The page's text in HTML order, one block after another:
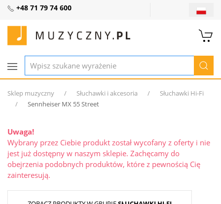
+48 71 79 74 600
Sklep muzyczny Słuchawki i akcesoria
Słuchawki Hi-Fi
Sennheiser MX 55 Street
Uwaga!
Wybrany przez Ciebie produkt został wycofany z oferty i nie
jest już dostępny w naszym sklepie. Zachęcamy do
obejrzenia podobnych produktów, które z pewnością Cię
zainteresują.